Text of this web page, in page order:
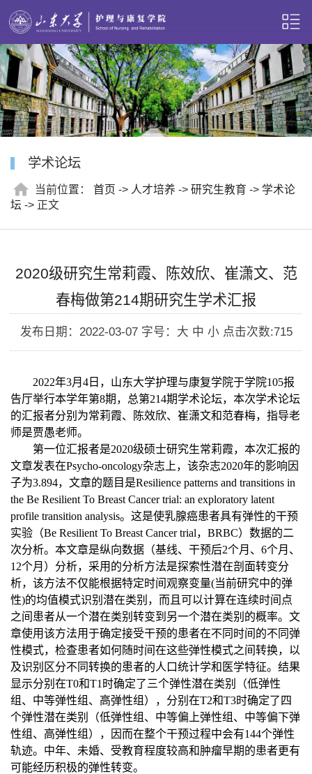
学术论坛
当前位置： 首页 -> 人才培养 -> 研究生教育 -> 学术论
坛 -> 正文
2020级研究生常莉霞、陈效欣、崔潇文、范
春梅做第214期研究生学术汇报
发布日期：2022-03-07 字号：大 中 小 点击次数:715
2022年3月 4 日，山东大学护理与康复学院于学院105报
告厅举行本学年第8期，总第214期学术论坛，本次学术论坛
的汇报者分别为常莉霞、陈效欣、崔潇文和范春梅，指导老
师是贾愚老师。
第一位汇报者是2020级硕士研究生常莉霞，本次汇报的
文章发表在Psycho-oncology杂志上，该杂志2020年的影响因
子为3.894，文章的题目是Resilience patterns and transitions in
the Be Resilient To Breast Cancer trial: an exploratory latent
profile transition analysis。这是使乳腺癌患者具有弹性的干预
实验（Be Resilient To Breast Cancer trial， BRBC）数据的二
次分析。本文章是纵向数据（基线、干预后2个月、 6个月、
12个月）分析，采用的分析方法是探索性潜在剖面转变分
析，该方法不仅能根据特定时间观察变量(当前研究中的弹
性)的均值模式识别潜在类别，而且可以计算在连续时间点
之间患者从一个潜在类别转变到另一个潜在类别的概率。文
章使用该方法用于确定接受干预的患者在不同时间的不同弹
性模式，检查患者如何随时间在这些弹性模式之间转换，以
及识别区分不同转换的患者的人口统计学和医学特征。结果
显示分别在T0和T1 时确定了三个弹性潜在类别（低弹性
组、中等弹性组、高弹性组），分别在T2和T3时确定了四
个弹性潜在类别（低弹性组、中等偏上弹性组、中等偏下弹
性组、高弹性组），因而在整个干预过程中会有144个弹性
轨迹。中年、未婚、受教育程度较高和肿瘤早期的患者更有
可能经历积极的弹性转变。